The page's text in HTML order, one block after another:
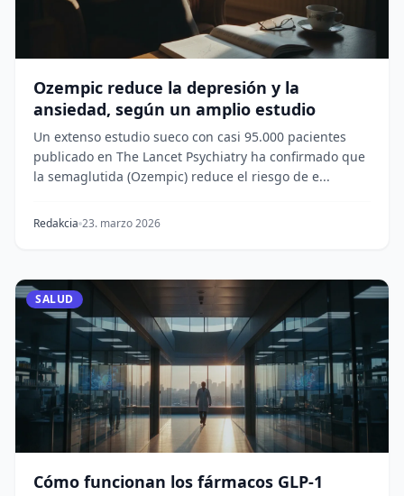
Ozempic reduce la depresión y la
ansiedad, según un amplio estudio
Un extenso estudio sueco con casi 95.000 pacientes
publicado en The Lancet Psychiatry ha confirmado que
la semaglutida (Ozempic) reduce el riesgo de e...
Redakcia 23. marzo 2026
SALUD
Cómo funcionan los fármacos GLP-1